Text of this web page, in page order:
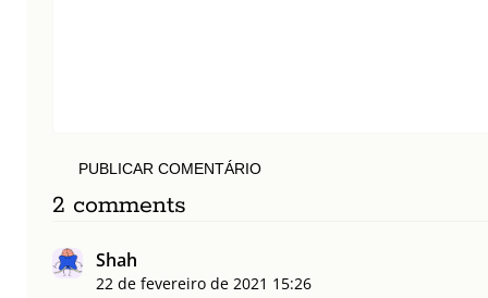
PUBLICAR COMENTÁRIO
2 comments
Shah
22 de fevereiro de 2021 15:26